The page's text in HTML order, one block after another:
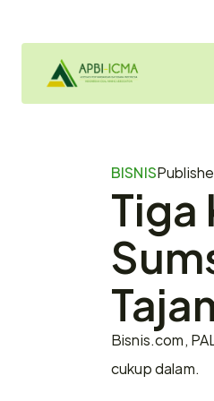
BISNIS
Bisnis.com,
cukup dalam.